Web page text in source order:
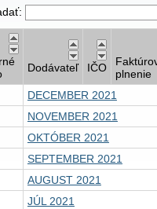
Dodávateľ IČO
plnenie
DECEMBER 2021
NOVEMBER 2021
OKTÓBER 2021
SEPTEMBER 2021
AUGUST 2021
JÚL 2021